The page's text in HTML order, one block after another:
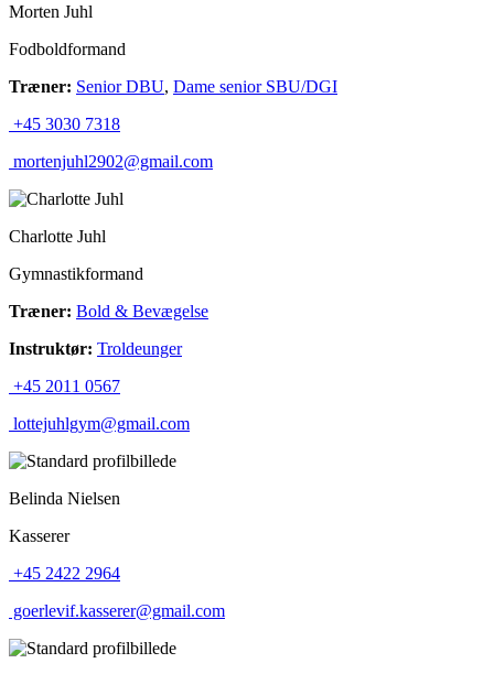
Morten Juhl
Fodboldformand
Træner: Senior DBU, Dame senior SBU/DGI
+45 3030 7318
mortenjuhl2902@gmail.com
Charlotte Juhl
Gymnastikformand
Træner: Bold & Bevægelse
Instruktør: Troldeunger
+45 2011 0567
lottejuhlgym@gmail.com
Belinda Nielsen
Kasserer
+45 2422 2964
goerlevif.kasserer@gmail.com